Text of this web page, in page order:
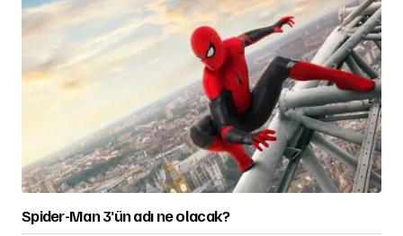
Spider-Man 3’ün adı ne olacak?